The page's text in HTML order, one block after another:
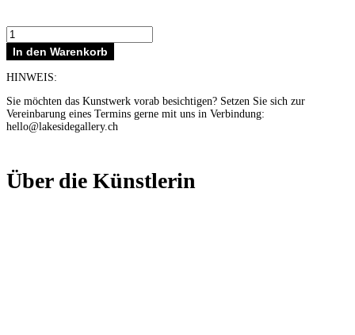
Bachalpsee
mit
Schreckhorn
In den Warenkorb
HINWEIS:
Sie möchten das Kunstwerk vorab besichtigen? Setzen Sie sich zur
Vereinbarung eines Termins gerne mit uns in Verbindung:
hello@lakesidegallery.ch
Über die Künstlerin